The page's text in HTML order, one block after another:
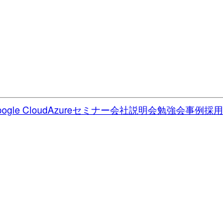
CloudAzureセミナー会社説明会勉強会事例採用